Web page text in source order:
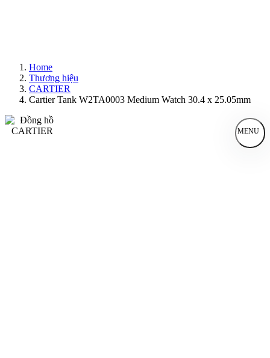
Home
Thương hiệu
CARTIER
Cartier Tank W2TA0003 Medium Watch 30.4 x 25.05mm
MENU